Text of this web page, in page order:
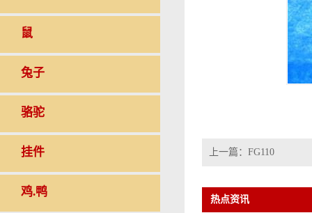
鼠
兔子
骆驼
挂件
鸡.鸭
上一篇： FG110
热点资讯